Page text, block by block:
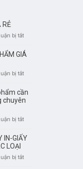
RẺ
bị tắtở
IN
RẺ
GIÁ
bị tắtở
PHÒNG
PHẨM
cần
chuyên
bị tắtở
5
phẩm
IN-GIẤY
LOẠI
bị tắtở